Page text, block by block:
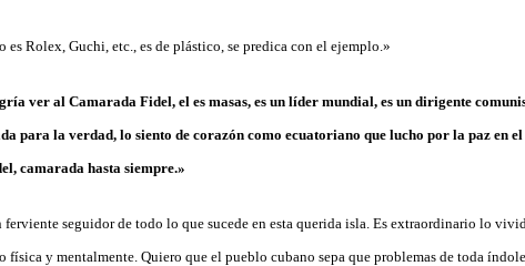
es Rolex, Guchi, etc., es de plástico, se predica con el ejemplo.»
ver al Camarada Fidel, el es masas, es un líder mundial, es un dirigente
para la verdad, lo siento de corazón como ecuatoriano que lucho por la paz en
camarada hasta siempre.»
ferviente seguidor de todo lo que sucede en esta querida isla. Es extraordinario lo
y mentalmente. Quiero que el pueblo cubano sepa que problemas de toda